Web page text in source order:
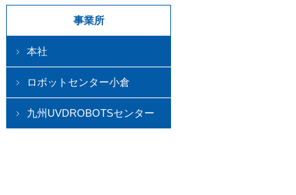
事業所
本社
ロボットセンター小倉
九州UVDROBOTSセンター